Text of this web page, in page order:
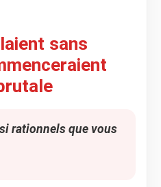
sans
rationnels que vous